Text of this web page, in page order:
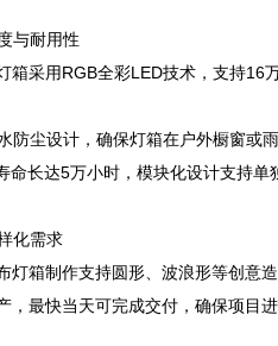
与耐用性
箱采用RGB全彩LED技术，支持
防尘设计，确保灯箱在户外橱窗
命长达5万小时，模块化设计支持
化需求
灯箱制作支持圆形、波浪形等创意
，最快当天可完成交付，确保项目